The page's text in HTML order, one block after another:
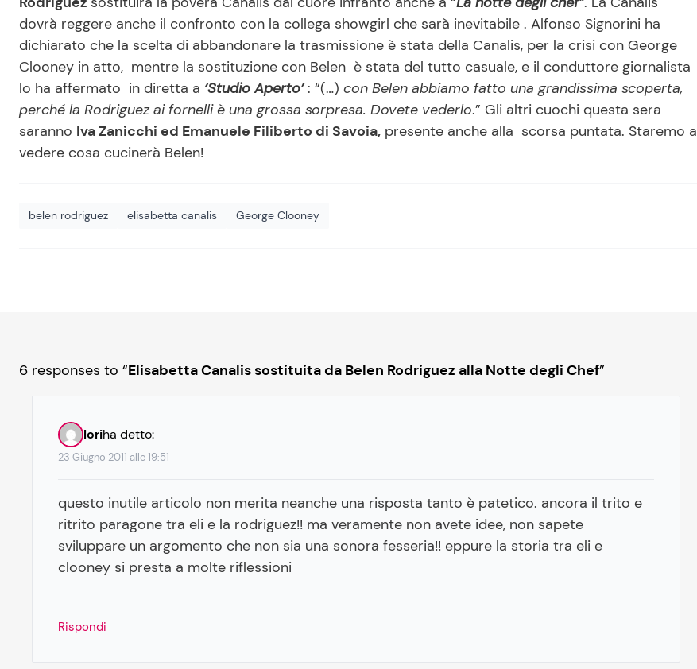
dovrà reggere anche il confronto con la collega showgirl che sarà inevitabile . Alfonso Signorini ha
dichiarato che la scelta di abbandonare la trasmissione è stata della Canalis, per la crisi con George
Clooney in atto, mentre la sostituzione con Belen è stata del tutto casuale, e il conduttore giornalista
lo ha affermato in diretta a ‘Studio Aperto’: “(…) con Belen abbiamo fatto una grandissima scoperta,
perché la Rodriguez ai fornelli è una grossa sorpresa. Dovete vederlo.” Gli altri cuochi questa sera
saranno Iva Zanicchi ed Emanuele Filiberto di Savoia, presente anche alla scorsa puntata. Staremo a
vedere cosa cucinerà Belen!
belen rodriguez elisabetta canalis George Clooney
6 responses to “Elisabetta Canalis sostituita da Belen Rodriguez alla Notte degli Chef”
loriha detto:
23 Giugno 2011 alle 19:51
questo inutile articolo non merita neanche una risposta tanto è patetico. ancora il trito e
ritrito paragone tra eli e la rodriguez!! ma veramente non avete idee, non sapete
sviluppare un argomento che non sia una sonora fesseria!! eppure la storia tra eli e
clooney si presta a molte riflessioni
Rispondi